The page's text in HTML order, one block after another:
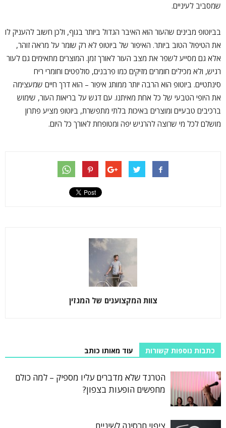
שמסביב לעיניים.
בביוטופ מבינים שהעור הוא האיבר הגדול ביותר בגוף, ולכן חשוב להעניק לו
את הטיפול הטוב ביותר. האיפור של ביוטופ לא רק שומר על מראה זוהר,
אלא גם מסייע לשפר את מצב העור לאורך זמן. המוצרים מתאימים גם לעור
רגיש, ולא מכילים חומרים מזיקים כמו פרבנים, סולפטים וחומרי ריח
סינתטיים. ביוטופ הוא הרבה יותר ממותג איפור – הוא דרך חיים שמעצימה
את היופי הטבעי של כל אחת מאיתנו. עם דגש על בריאות העור, שימוש
ברכיבים טבעיים ומוצרים באיכות בלתי מתפשרת, ביוטופ מציע פתרון
מושלם לכל מי שרוצה להרגיש יפה ומטופחת לאורך כל היום.
צוות המקצוענים של המגזין
כתבות נוספות קשורות עוד מאותו כותב
הטרנד שלא מדברים עליו מספיק – למה כולם
מחפשים הופעות בצפון?